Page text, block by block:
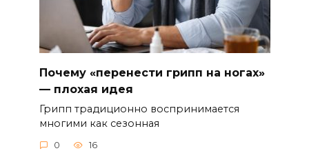
Почему «перенести грипп на ногах»
— плохая идея
Грипп традиционно воспринимается
многими как сезонная
0 16